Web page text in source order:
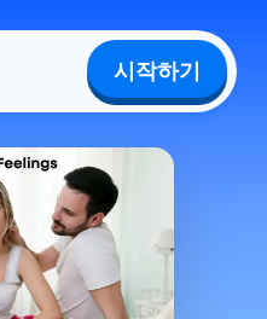
시작하기